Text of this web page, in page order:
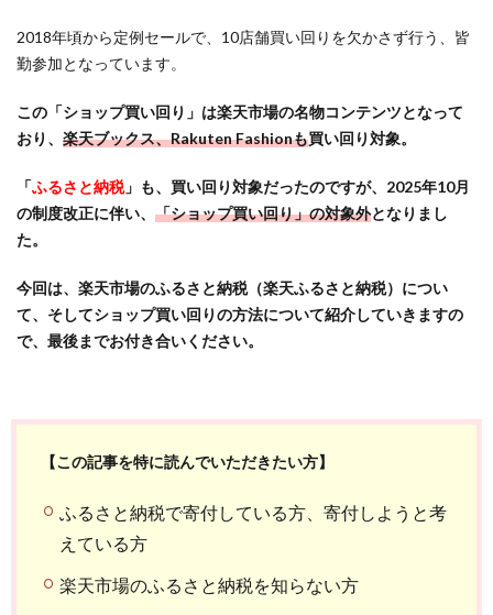
2018年頃から定例セールで、10店舗買い回りを欠かさず行う、皆
勤参加となっています。
この「ショップ買い回り」は楽天市場の名物コンテンツとなって
おり、 楽天ブックス、Rakuten Fashionも買い回り対象。
「ふるさと納税」も、買い回り対象だったのですが、2025年10月
の制度改正に伴い、 「ショップ買い回り」の対象外となりまし
た。
今回は、楽天市場のふるさと納税（楽天ふるさと納税）につい
て、そしてショップ買い回りの方法について紹介していきますの
で、最後までお付き合いください。
【この記事を特に読んでいただきたい方】
ふるさと納税で寄付している方、寄付しようと考
えている方
楽天市場のふるさと納税を知らない方